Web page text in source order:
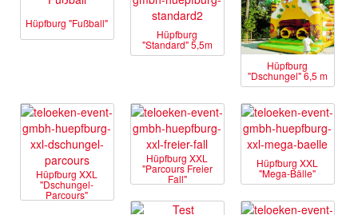
Hüpfburg "Fußball"
Hüpfburg
"Standard" 5,5m
Hüpfburg
"Dschungel" 6,5 m
Hüpfburg XXL
"Dschungel-
Parcours"
Hüpfburg XXL
"Parcours Freier
Fall"
Hüpfburg XXL
"Mega-Bälle"